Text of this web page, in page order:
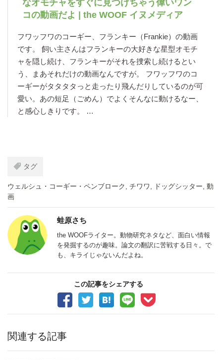
なオモチャをすぐに見つけちゃう偉いワン
コの動画だよ | the WOOF イヌメディア
フワッフワのコーギー、フランキー（Frankie）の動画
です。 飼い主さんはフランキーの大好きな星型オモチ
ャを隠し続け、フランキーがそれを捜索し続けるとい
う、まあそれだけの動画なんですが。 フワッフワのコ
ーギーがタタタタっと走ったり飛んだりしているのが可
愛い。あの短足（ごめん）でよくそんなに動けるなー、
と感心しきりです。 …
タグ
ウェルシュ・コーギー・ペンブローク, チワワ, ドッグシッター, 動
画
蛙原さち
the WOOFライター。動物研究ネタなど、面白い情報
を発掘するのが趣味。論文の翻訳に苦戦する日々。で
も、キライじゃないんだよね。
この記事をシェアする
関連する記事